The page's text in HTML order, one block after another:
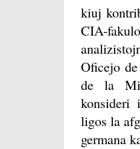
kiuj
CIA-
Oficejo
de la
konsideri
ligos la
germana